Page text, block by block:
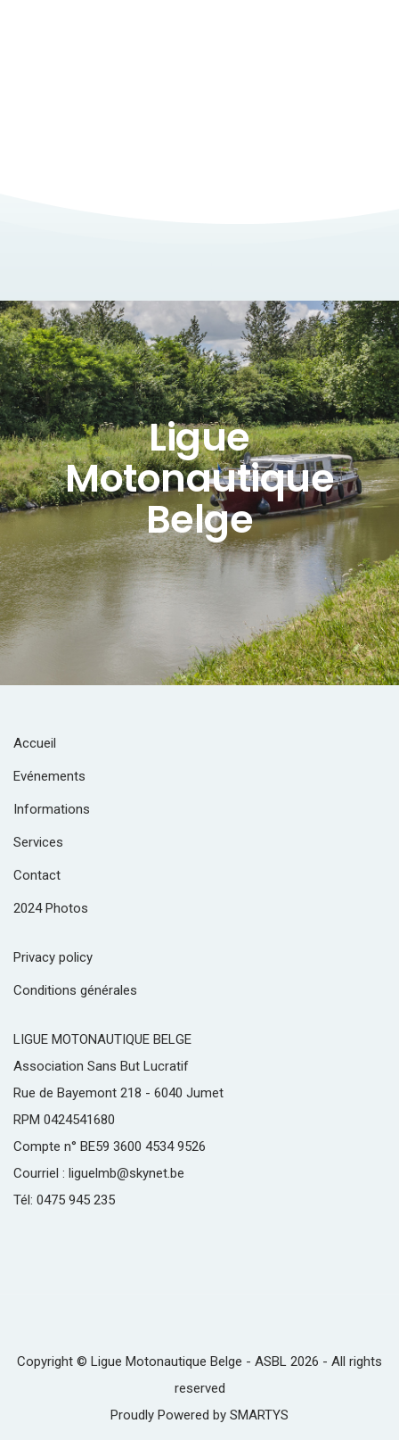
Ligue
Motonautique
Belge
Accueil
Evénements
Informations
Services
Contact
2024 Photos
Privacy policy
Conditions générales
LIGUE MOTONAUTIQUE BELGE
Association Sans But Lucratif
Rue de Bayemont 218 - 6040 Jumet
RPM 0424541680
Compte n° BE59 3600 4534 9526
Courriel : liguelmb@skynet.be
Tél: 0475 945 235
Copyright © Ligue Motonautique Belge - ASBL 2026 - All rights
reserved
Proudly Powered by SMARTYS